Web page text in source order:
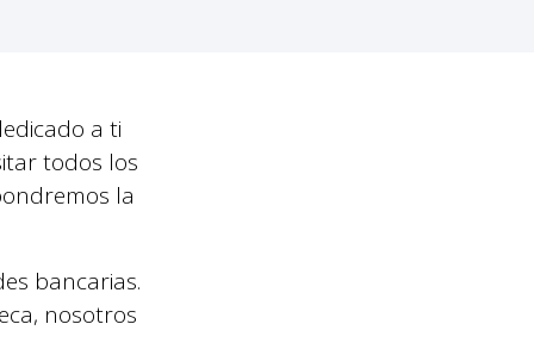
a ti
todos los
la
bancarias.
nosotros